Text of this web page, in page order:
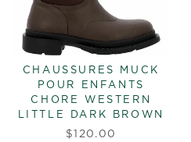
CHAUSSURES MUCK
POUR ENFANTS
CHORE WESTERN
LITTLE DARK BROWN
$120.00